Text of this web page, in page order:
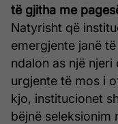
të gjitha me
Natyrisht që
emergjente janë
ndalon as një
urgjente të mos i
kjo, institucionet
bëjnë seleksionim